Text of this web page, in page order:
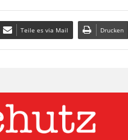
Teile es via Mail Drucken